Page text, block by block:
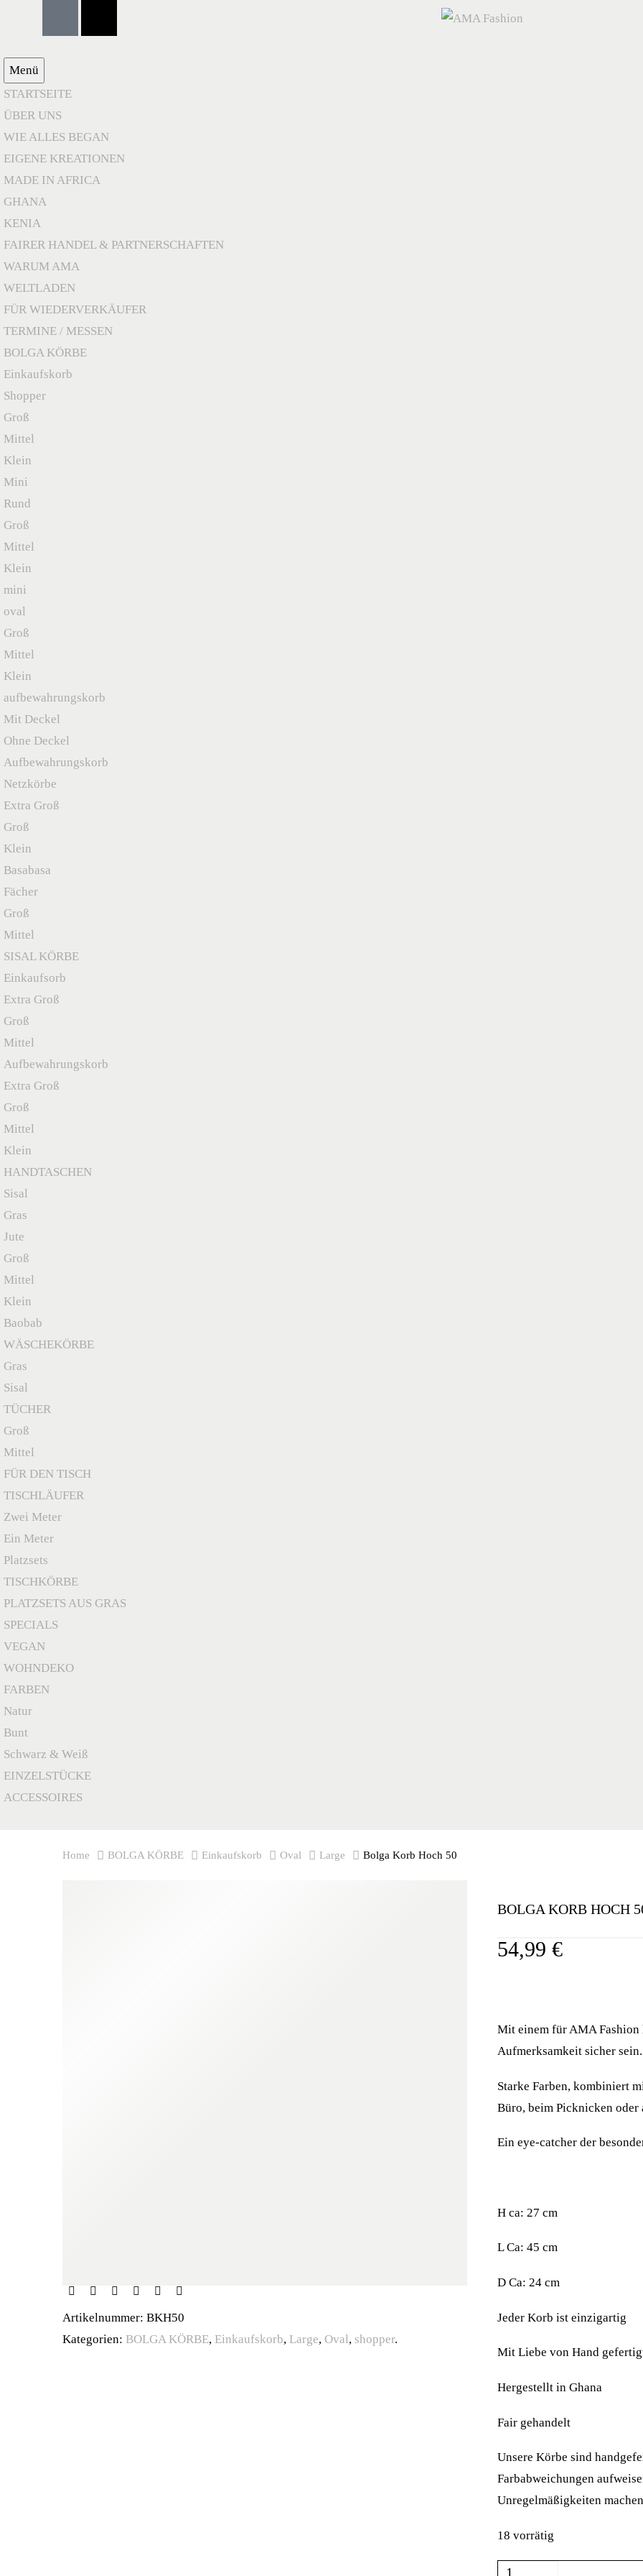
Menü
STARTSEITE
ÜBER UNS
WIE ALLES BEGAN
EIGENE KREATIONEN
MADE IN AFRICA
GHANA
KENIA
FAIRER HANDEL & PARTNERSCHAFTEN
WARUM AMA
WELTLADEN
FÜR WIEDERVERKÄUFER
TERMINE / MESSEN
BOLGA KÖRBE
Einkaufskorb
Shopper
Groß
Mittel
Klein
Mini
Rund
Groß
Mittel
Klein
mini
oval
Groß
Mittel
Klein
aufbewahrungskorb
Mit Deckel
Ohne Deckel
Aufbewahrungskorb
Netzkörbe
Extra Groß
Groß
Klein
Basabasa
Fächer
Groß
Mittel
SISAL KÖRBE
Einkaufsorb
Extra Groß
Groß
Mittel
Aufbewahrungskorb
Extra Groß
Groß
Mittel
Klein
HANDTASCHEN
Sisal
Gras
Jute
Groß
Mittel
Klein
Baobab
WÄSCHEKÖRBE
Gras
Sisal
TÜCHER
Groß
Mittel
FÜR DEN TISCH
TISCHLÄUFER
Zwei Meter
Ein Meter
Platzsets
TISCHKÖRBE
PLATZSETS AUS GRAS
SPECIALS
VEGAN
WOHNDEKO
FARBEN
Natur
Bunt
Schwarz & Weiß
EINZELSTÜCKE
ACCESSOIRES
Home BOLGA KÖRBE Einkaufskorb Oval Large Bolga Korb Hoch 50
Artikelnummer: BKH50
Kategorien: BOLGA KÖRBE, Einkaufskorb, Large, Oval, shopper.
BOLGA KORB HOCH
54,99 €
Mit einem für AMA Fashion
Aufmerksamkeit sicher sein.
Starke Farben, kombiniert
Büro, beim Picknicken oder
Ein eye-catcher der
H ca: 27 cm
L Ca: 45 cm
D Ca: 24 cm
Jeder Korb ist einzigartig
Mit Liebe von Hand
Hergestellt in Ghana
Fair gehandelt
Unsere Körbe sind
Farbabweichungen
Unregelmäßigkeiten
18 vorrätig